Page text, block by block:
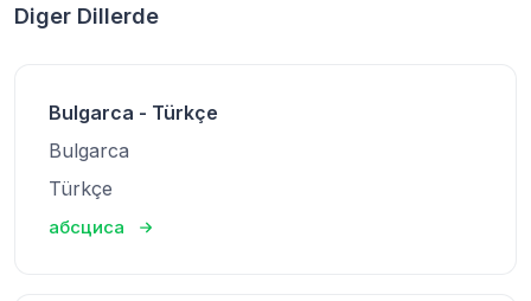
Diger Dillerde
Bulgarca - Türkçe
Bulgarca
Türkçe
абсциса